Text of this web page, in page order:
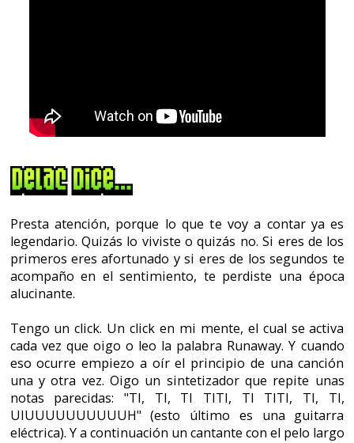
notas parecidas: "TI, TI, TI TITI, TI TITI, TI, TI,
UIUUUUUUUUUUH" (esto último es una guitarra
mallas de color lila empieza a cantar "Runaway,
Runaway, she's a little Runaway". Dicho cantante me
clones unos de los otros, pero eran cantantes, eran
Rock Stars, y ellos eran Bon Jovi.
Sin embargo, una vez acaba esa canción otra imagen
me viene a la mente. En ella veo un policía del futuro,
en las manos, empuñando un pistolón que nunca
veremos en la realidad. Dicho pistolón me fascinaba
enormemente, ya que disparaba unas balas
inteligentes que perseguían a quien disparaba. Era
espectacular, no se podía escapar de ellas. Como
tampoco se podía escapar de unas diminutas nano-
arañas robóticas que te acorralaban montado en un
elevador de un edificio a medio construir.